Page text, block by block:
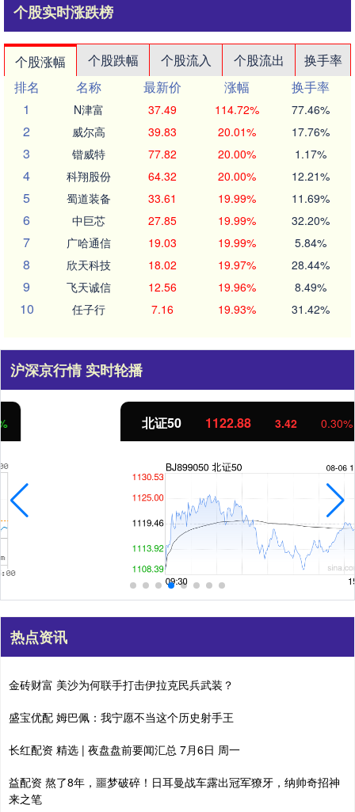
个股实时涨跌榜
个股涨幅 个股跌幅 个股流入 个股流出
换手率
排名
名称 最新价 涨幅
换手率
1
N津富 37.49 114.72% 77.46%
2 威尔高 39.83 20.01% 17.76%
3 锴威特 77.82 20.00% 1.17%
4 科翔股份 64.32 20.00% 12.21%
5 蜀道装备 33.61 19.99% 11.69%
6 中巨芯 27.85 19.99% 32.20%
7 广哈通信 19.03 19.99% 5.84%
8 欣天科技 18.02 19.97% 28.44%
9 飞天诚信 12.56 19.96% 8.49%
10 任子行 7.16 19.93% 31.42%
沪深京行情 实时轮播
1122.88 3.42 0.30%
热点资讯
金砖财富 美沙为何联手打击伊拉克民兵武装？
盛宝优配 姆巴佩：我宁愿不当这个历史射手王
长红配资 精选 | 夜盘盘前要闻汇总 7月6日 周一
益配资 熬了8年，噩梦破碎！日耳曼战车露出冠军獠牙，纳帅奇招神
来之笔